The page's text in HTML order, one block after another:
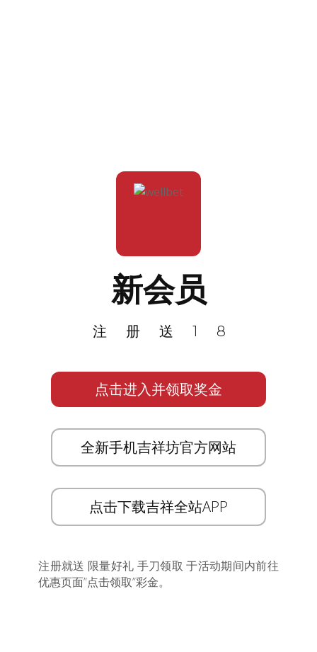
新会员
注册送18
点击进入并领取奖金
全新手机吉祥坊官方网站
点击下载吉祥全站APP
注册就送 限量好礼 手刀领取 于活动期间内前往
优惠页面”点击领取”彩金。